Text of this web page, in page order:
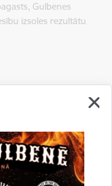
Gulbenes
izsoles rezultātu
2 k - 4 – 37, Gulbenē,